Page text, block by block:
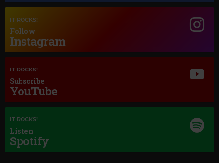
ELLA FITZGERALD–I'VE GOT A CRUSH ON YOU
IT ROCKS!
Follow
Instagram
IT ROCKS!
Subscribe
YouTube
IT ROCKS!
Listen
Spotify